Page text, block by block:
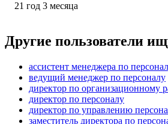
21 год 3 месяца
Другие пользователи
ассистент менеджера по
ведущий менеджер по персоналу
директор по организационному
директор по персоналу
директор по управлению
заместитель директора по